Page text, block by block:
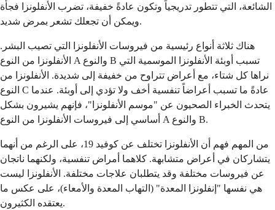
الشائعة، التي تتطور تدريجياً وتكون عادةً خفيفة، تضرب الأنفلونزا فجأة
ويمكن أن تجعلك تشعر بمرض شديد.
هناك ثلاثة أنواع رئيسية من فيروسات الأنفلونزا التي تصيب البشر.
الأنفلونزا من النوع A والنوع B تسبب أوبئة الأنفلونزا الموسمية التي
نراها كل شتاء، مع أعراض تتراوح من خفيفة إلى شديدة. الأنفلونزا من
النوع C عادةً ما تسبب أعراضاً تنفسية أخف ولا تؤدي إلى أوبئة. عندما
يتحدث الخبراء الصحيون عن "موسم الأنفلونزا"، فإنهم يشيرون بشكل
أساسي إلى فيروسات الأنفلونزا من النوع A والنوع B.
من المهم فهم أن الأنفلونزا تختلف عن كوفيد 19، على الرغم من أنهما
يتشاركان في أعراض متشابهة. كلاهما أمراض تنفسية، ولكنهما ناتجان
عن فيروسات مختلفة وقد يتطلبان علاجات مختلفة. الأنفلونزا ليست
هي نفسها "إنفلونزا المعدة" (التهاب المعدة والأمعاء)، على عكس ما
يعتقده الكثيرون.